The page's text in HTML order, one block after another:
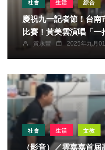
社會 生活 綜合
慶祝九一記者節！台
比賽！黃美雲演唱「一
黃永豐 2025年九月
社會 生活 文教
（影音）／雲嘉嘉首